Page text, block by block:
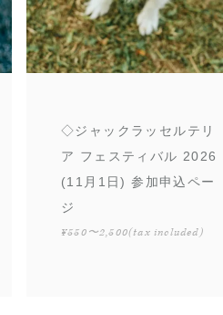
◇ジャックラッセルテリ
ア フェスティバル 2026
(11月1日) 参加申込ペー
ジ
¥550〜2,500(tax included)